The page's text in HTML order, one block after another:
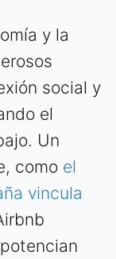
y la
social y
el
Un
como el
vincula